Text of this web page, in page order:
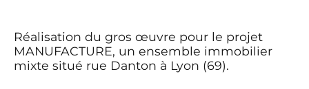
Réalisation du gros œuvre pour le projet
MANUFACTURE, un ensemble immobilier
mixte situé rue Danton à Lyon (69).